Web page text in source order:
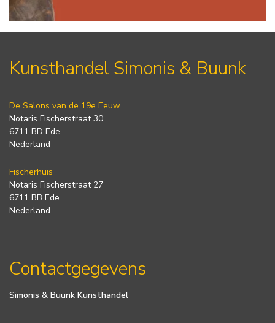
Kunsthandel Simonis & Buunk
De Salons van de 19e Eeuw
Notaris Fischerstraat 30
6711 BD Ede
Nederland
Fischerhuis
Notaris Fischerstraat 27
6711 BB Ede
Nederland
Contactgegevens
Simonis & Buunk Kunsthandel